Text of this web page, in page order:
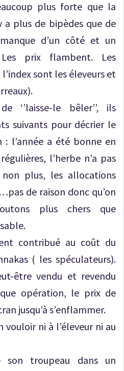
plus forte que la
a plus de bipèdes que de
d’un côté et un
prix flambent. Les
sont les éleveurs et
‘’laisse-le bêler’’, ils
suivants pour décrier le
l’année a été bonne en
l’herbe n’a pas
plus, les allocations
de raison donc qu’on
plus chers que
contribué au coût du
( les spéculateurs).
être vendu et revendu
opération, le prix de
jusqu’à s’enflammer.
vouloir ni à l’éleveur ni au
son troupeau dans un